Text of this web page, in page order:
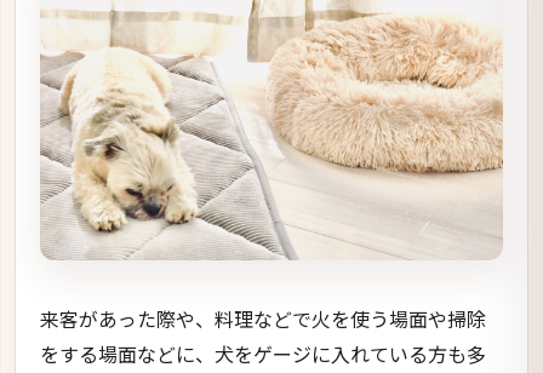
来客があった際や、料理などで火を使う場面や掃除
をする場面などに、犬をゲージに入れている方も多